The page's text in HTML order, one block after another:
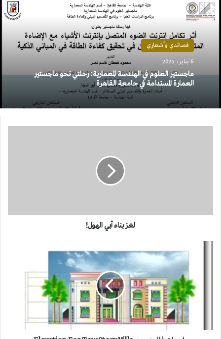
قصائدي وأشعاري
6 يناير، 2025
ماجستير العلوم في الهندسة المعمارية: رحلتي نحو ماجستير
العمارة المستدامة في جامعة القاهرة
لغز بناء أبي الهول!